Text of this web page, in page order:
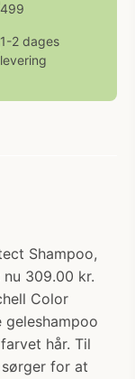
499
1-2 dages
levering
Shampoo,
nu 309.00 kr.
Color
geleshampoo
hår. Til
for at